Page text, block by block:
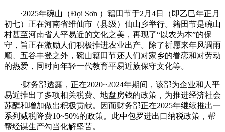
·2025年碗山（Đọi Sơn ）籍田节于2月4日（即乙巳年正月
初七）正在河南省维仙市（县级）仙山乡举行。籍田节是碗山
村甚至河南省人平易近的文化之美，再现了“以农为本”的保
守，旨正在激励人们积极推进农业出产。除了祈愿来年风调雨
顺、五谷丰登之外，碗山籍田节还人们对家乡的眷恋和对劳动
的热爱，同时向年轻一代教育平易近族保守文化等。
·财务部透露，正在2020~2024年期间，该部为企业和人平
易近推出了多项相关税费、地盘房钱的政策，为推进经济社会
苏醒和增加做出积极贡献。因而财务部正在2025年继续推出一
系列减税降费10~50%的政策。此中包罗进出口纳税政策，帮
帮经谋生产勾当化解坚苦。